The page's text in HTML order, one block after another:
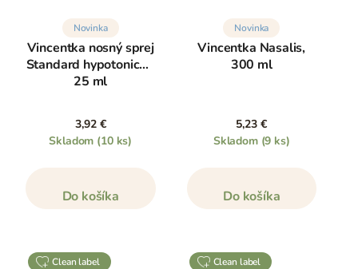
Novinka
Vincentka nosný sprej
Standard hypotonický,
25 ml
3,92 €
Skladom (10 ks)
Do košíka
Novinka
Vincentka Nasalis,
300 ml
5,23 €
Skladom (9 ks)
Do košíka
clean label clean label